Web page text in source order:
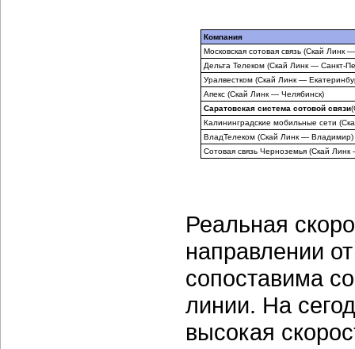
Компания
Московская сотовая связь (Скай Линк
Дельта Телеком (Скай Линк — Санкт-
Уралвестком (Скай Линк —
Апекс (Скай Линк — Челябинск)
Саратовская система сотовой связи
Калининградские мобильные сети
ВладТелеком (Скай Линк — Владимир)
Сотовая связь Черноземья (Скай
Реальная
направлении
сопоставима
линии. На
высокая